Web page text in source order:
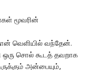
மூவரின்
வெளியில் வந்தேன்.
சொல் கூடத் தவறாக
அன்பையும்,